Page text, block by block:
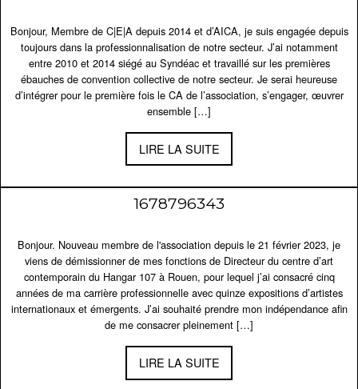
Bonjour, Membre de C|E|A depuis 2014 et d’AICA, je suis engagée depuis
toujours dans la professionnalisation de notre secteur. J’ai notamment
entre 2010 et 2014 siégé au Syndéac et travaillé sur les premières
ébauches de convention collective de notre secteur. Je serai heureuse
d’intégrer pour le première fois le CA de l’association, s’engager, œuvrer
ensemble […]
LIRE LA SUITE
1678796343
Bonjour. Nouveau membre de l'association depuis le 21 février 2023, je
viens de démissionner de mes fonctions de Directeur du centre d’art
contemporain du Hangar 107 à Rouen, pour lequel j’ai consacré cinq
années de ma carrière professionnelle avec quinze expositions d’artistes
internationaux et émergents. J’ai souhaité prendre mon indépendance afin
de me consacrer pleinement […]
LIRE LA SUITE